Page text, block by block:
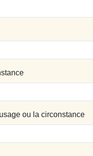
ou la circonstance